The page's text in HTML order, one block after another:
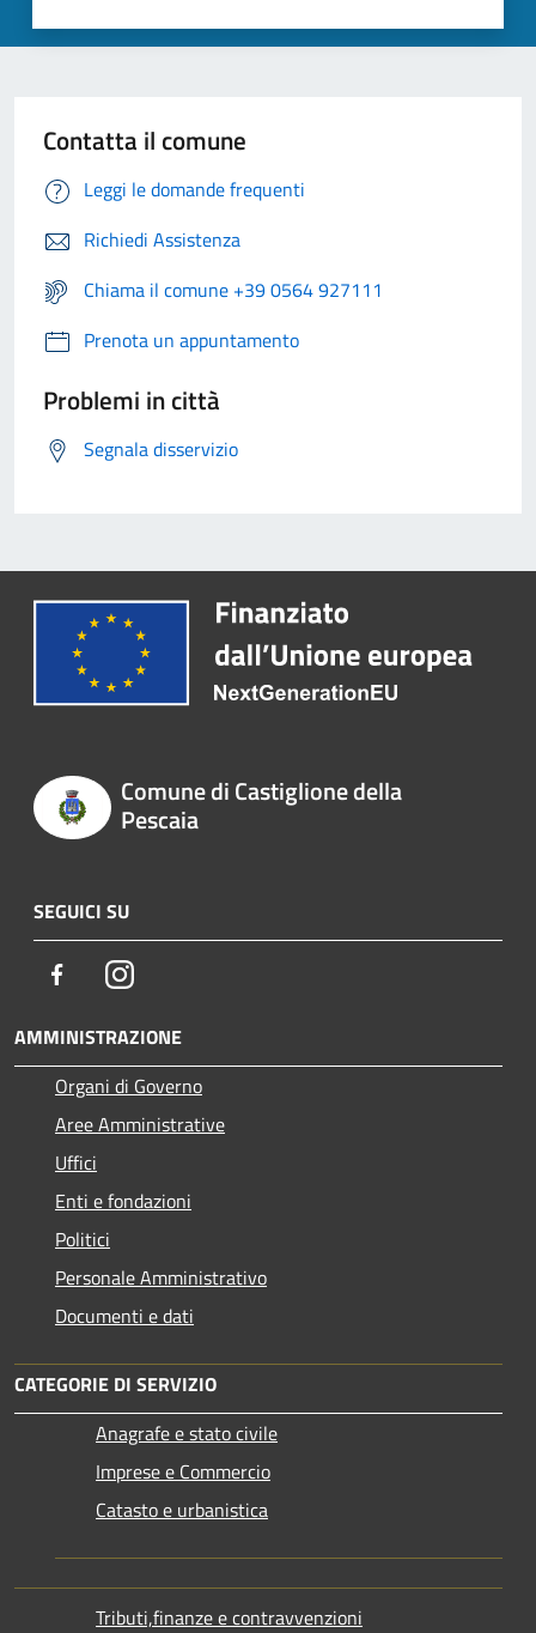
Contatta il comune
Leggi le domande frequenti
Richiedi Assistenza
Chiama il comune +39 0564 927111
Prenota un appuntamento
Problemi in città
Segnala disservizio
Comune di Castiglione della
Pescaia
SEGUICI SU
FacebookInstagram
AMMINISTRAZIONE
Organi di Governo
Aree Amministrative
Uffici
Enti e fondazioni
Politici
Personale Amministrativo
Documenti e dati
CATEGORIE DI SERVIZIO
Anagrafe e stato civile
Imprese e Commercio
Catasto e urbanistica
Tributi,finanze e contravvenzioni